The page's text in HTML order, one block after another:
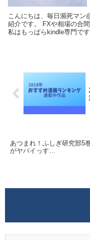
こんにちは、毎日瀕死マン
紹介です。 FXや相場の合
私はもっぱらkindle専門で
あつまれ！ふしぎ研究部5
がヤバイっす…